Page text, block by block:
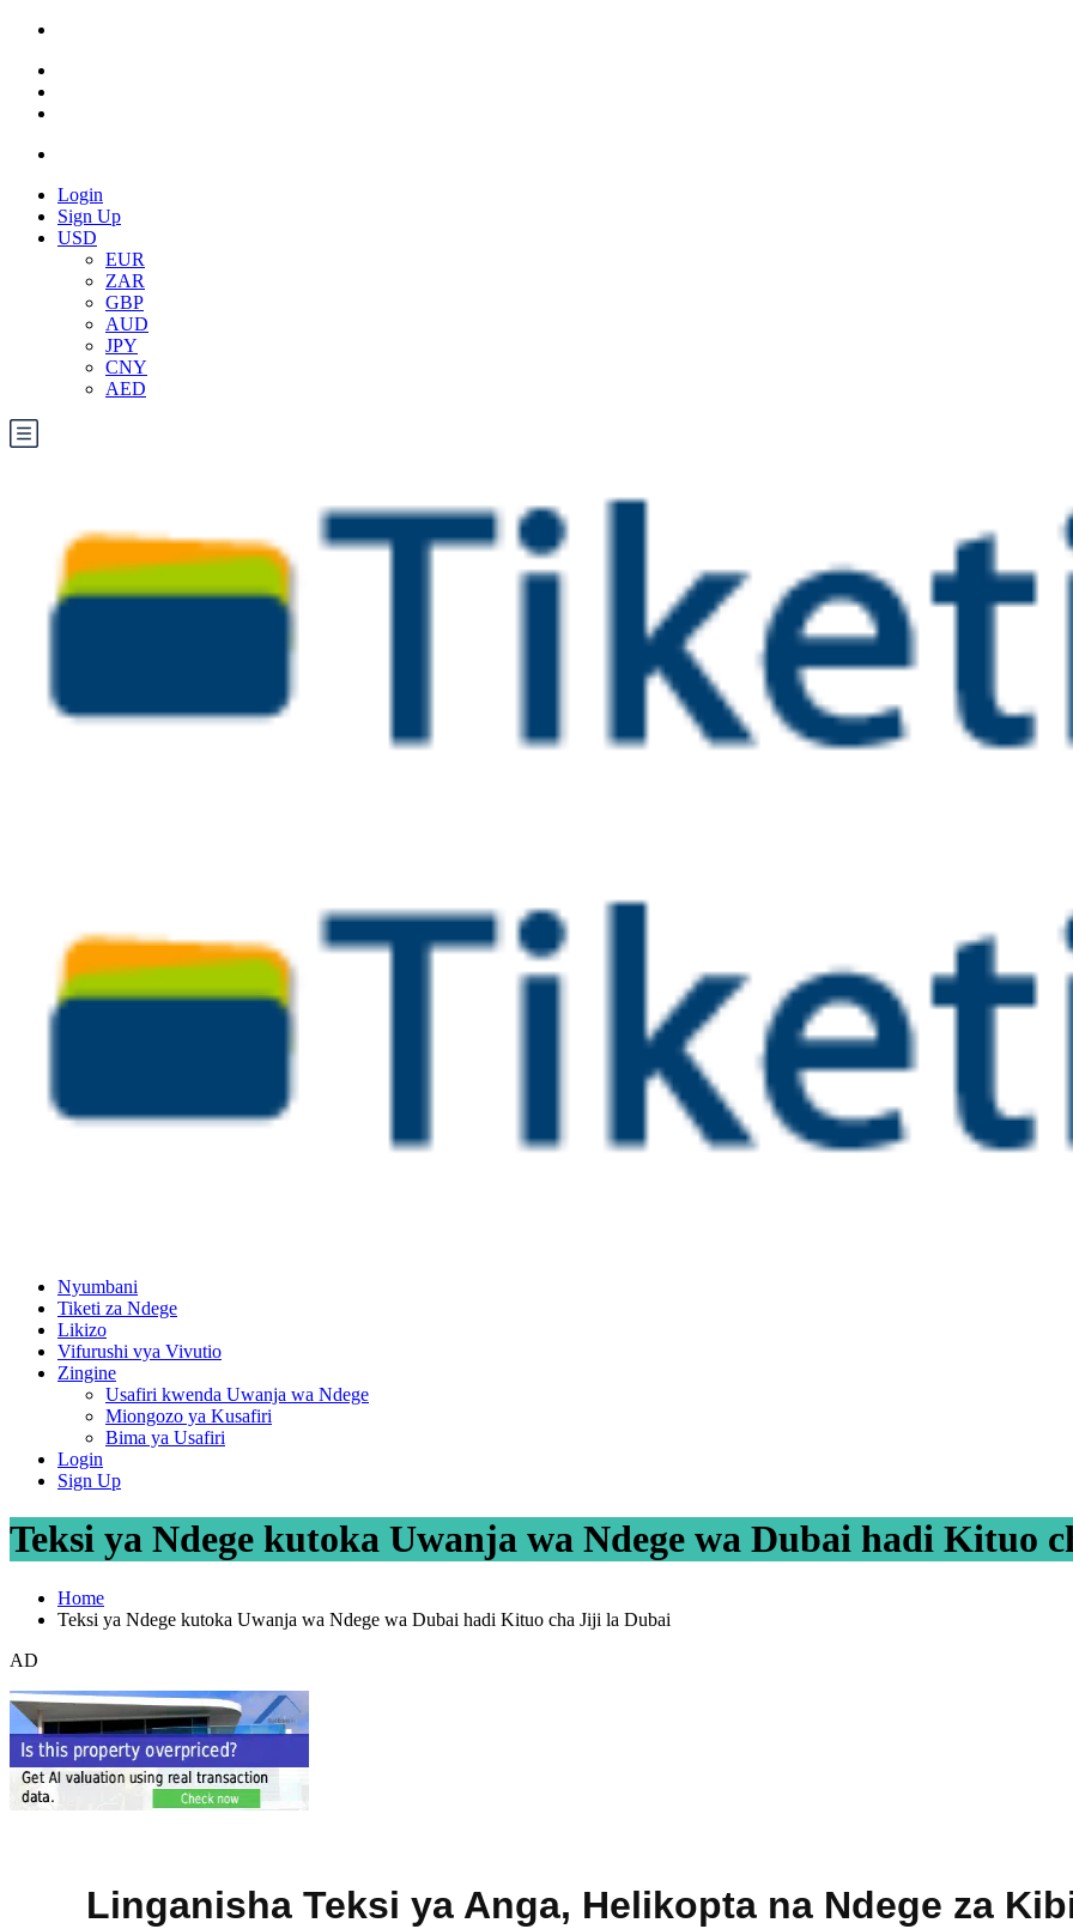
Login
Sign Up
USD
EUR
ZAR
GBP
AUD
JPY
CNY
AED
Nyumbani
Tiketi za Ndege
Likizo
Vifurushi vya Vivutio
Zingine
Usafiri kwenda Uwanja wa Ndege
Miongozo ya Kusafiri
Bima ya Usafiri
Login
Sign Up
Teksi ya Ndege kutoka Uwanja wa Ndege wa Dubai hadi Kituo
Home
Teksi ya Ndege kutoka Uwanja wa Ndege wa Dubai hadi Kituo cha Jiji la Dubai
AD
Linganisha Teksi ya Anga, Helikopta na Ndege za